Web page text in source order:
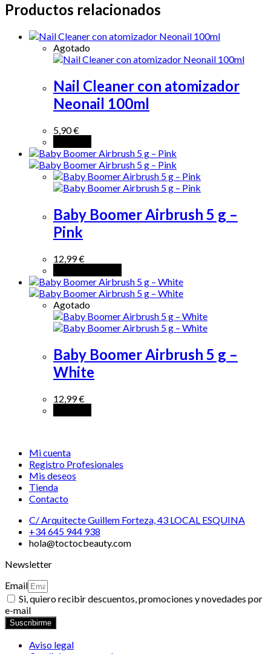
Productos relacionados
Agotado
Nail Cleaner con atomizador
Neonail 100ml
5,90€
Baby Boomer Airbrush 5 g –
Pink
12,99€
Agotado
Baby Boomer Airbrush 5 g –
White
12,99€
Mi cuenta
Registro Profesionales
Mis deseos
Tienda
Contacto
C/ Arquitecte Guillem Forteza, 43 LOCAL ESQUINA
+34 645 944 938
hola@toctocbeauty.com
Newsletter
Email
Si, quiero recibir descuentos, promociones y novedades por
e-mail
Suscribirme
Aviso legal